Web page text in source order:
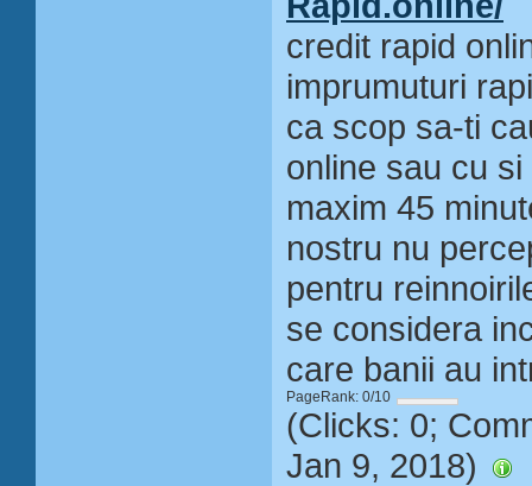
credit rapid
imprumuturi
ca scop sa-ti
online sau cu
maxim 45
nostru nu
pentru
se considera
care banii au
PageRank: 0/10
(Clicks: 0;
Jan 9, 2018)